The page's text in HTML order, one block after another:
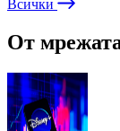
Всички
От